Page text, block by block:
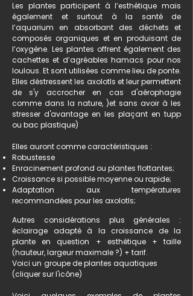
Les plantes participent à l’esthétique mais
également et surtout à la santé de
l’aquarium en absorbant des déchets et
composés organiques et en produisant de
l’oxygène. Les plantes offrent également des
cachettes et d’agréables hamacs pour nos
loulous. Et sont utilisées comme lieu de ponte.
Elles déstressent les axolotls et leur permettent
de s'y accrocher en cas d'aérophagie
comme dans la nature, )et sans avoir à les
stresser d'avantage en les plaçant en tupp
ou bac plastique)
Elles auront comme caractéristiques :
Robustesse
Enracinement profond ou plantes flottantes;
Croissance si possible moyenne ou rapide;
Adaptation aux températures
recommandées pour les axolotls;
Autres considérations plus générales :
éclairage adapté à la croissance de la
plante en question + esthétique + taille
(hauteur, largeur maximale ?) + tarif.
Voici un groupe de plantes aquatiques
(cliquer sur l'icône)